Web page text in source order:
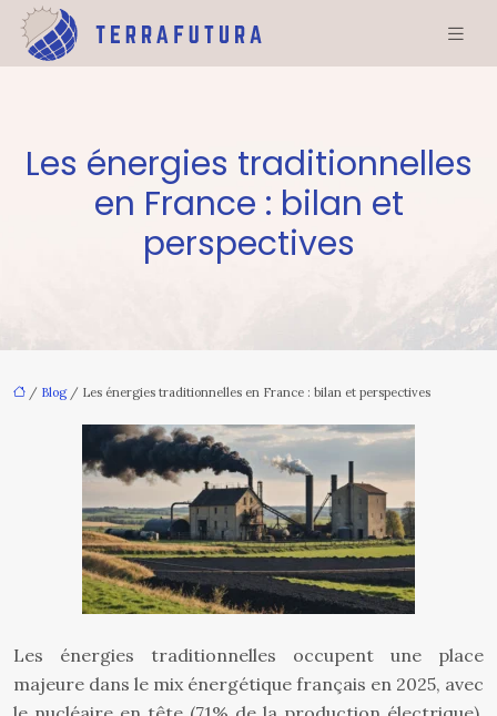
Les énergies traditionnelles
en France : bilan et
perspectives
/ Blog/ Les énergies traditionnelles en France : bilan et perspectives
Les énergies traditionnelles occupent une place
majeure dans le mix énergétique français en 2025, avec